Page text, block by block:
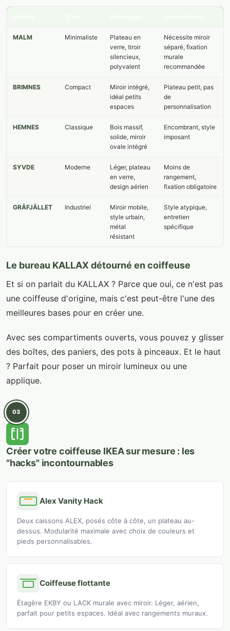
MALM Minimaliste
Plateau en
verre, tiroir
silencieux,
polyvalent
Nécessite miroir
séparé, fixation
murale
recommandée
BRIMNES Compact
Miroir intégré,
idéal petits
espaces
Plateau petit, pas
de
personnalisation
HEMNES Classique
Bois massif,
solide, miroir
ovale intégré
Encombrant, style
imposant
SYVDE Moderne
Léger, plateau
en verre,
design aérien
Moins de
rangement,
fixation obligatoire
GRÅFJÄLLET Industriel
Miroir mobile,
style urbain,
métal
résistant
Style atypique,
entretien
spécifique
Le bureau KALLAX détourné en coiffeuse
Et si on parlait du KALLAX ? Parce que oui, ce n'est pas
une coiffeuse d'origine, mais c'est peut-être l'une des
meilleures bases pour en créer une.
Avec ses compartiments ouverts, vous pouvez y glisser
des boîtes, des paniers, des pots à pinceaux. Et le haut
? Parfait pour poser un miroir lumineux ou une
applique.
03
Créer votre coiffeuse IKEA sur mesure : les
"hacks" incontournables
Alex Vanity Hack
Deux caissons ALEX, posés côte à côte, un plateau au-
dessus. Modularité maximale avec choix de couleurs et
pieds personnalisables.
Coiffeuse flottante
Étagère EKBY ou LACK murale avec miroir. Léger, aérien,
parfait pour petits espaces. Idéal avec rangements muraux.